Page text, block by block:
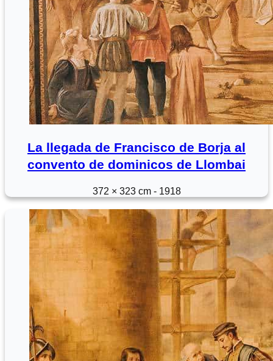
La llegada de Francisco de Borja al
convento de dominicos de Llombai
372 × 323 cm - 1918